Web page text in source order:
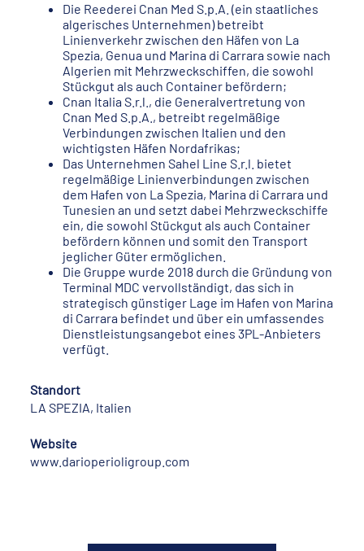
Die Reederei Cnan Med S.p.A. (ein staatliches
algerisches Unternehmen) betreibt
Linienverkehr zwischen den Häfen von La
Spezia, Genua und Marina di Carrara sowie nach
Algerien mit Mehrzweckschiffen, die sowohl
Stückgut als auch Container befördern;
Cnan Italia S.r.l., die Generalvertretung von
Cnan Med S.p.A., betreibt regelmäßige
Verbindungen zwischen Italien und den
wichtigsten Häfen Nordafrikas;
Das Unternehmen Sahel Line S.r.l. bietet
regelmäßige Linienverbindungen zwischen
dem Hafen von La Spezia, Marina di Carrara und
Tunesien an und setzt dabei Mehrzweckschiffe
ein, die sowohl Stückgut als auch Container
befördern können und somit den Transport
jeglicher Güter ermöglichen.
Die Gruppe wurde 2018 durch die Gründung von
Terminal MDC vervollständigt, das sich in
strategisch günstiger Lage im Hafen von Marina
di Carrara befindet und über ein umfassendes
Dienstleistungsangebot eines 3PL-Anbieters
verfügt.
Standort
LA SPEZIA, Italien
Website
www.darioperioligroup.com